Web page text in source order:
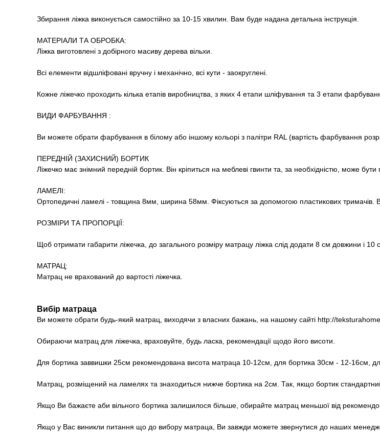
Збирання ліжка виконується самостійно за 10-15 хвилин. Вам буде надана детальна інструкція.
МАТЕРІАЛИ ТА ОБРОБКА:
Ліжка виготовлені з добірного масиву дерева вільхи.
Всі елементи відшліфовані вручну і механічно, всі кути - заокруглені.
Кожне ліжечко проходить кілька етапів виробництва, з яких 4 етапи шліфування та 3 етапи
ВИДИ ФАРБУВАННЯ :
Ви можете обрати фарбування в білому або іншому кольорі з палітри RAL (вартість фарбування
ПЕРЕДНІЙ (ЗАХИСНИЙ) БОРТИК
Ліжечко має знімний передній бортик. Він кріпиться на меблеві гвинти та, за необхідністю, може бути
ЛАМЕЛІ:
Ортопедичні ламелі - товщина 8мм, ширина 58мм. Фіксуються за допомогою пластикових тримачів.
РОЗМІРИ ТА ПРОПОРЦІЇ:
Щоб отримати габарити ліжечка, до загального розміру матрацу ліжка слід додати 8 см довжини і
МАТРАЦ:
Матрац не врахований до вартості ліжечка.
Вибір матраца
Ви можете обрати будь-який матрац, виходячи з власних бажань, на нашому сайті http://
Обираючи матрац для ліжечка, враховуйте, будь ласка, рекомендації щодо його висоти.
Для бортика заввишки 25см рекомендована висота матраца 10-12см, для бортика 30см - 12-16см,
Матрац, розміщений на ламелях та знаходиться нижче бортика на 2см. Так, якщо бортик
Якщо Ви бажаєте аби вільного бортика залишилося більше, обирайте матрац меньшої від
Якщо у Вас виникли питання що до вибору матраца, Ви завжди можете звернутися до наших